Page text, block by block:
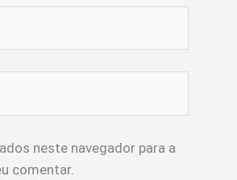
neste navegador para a
comentar.